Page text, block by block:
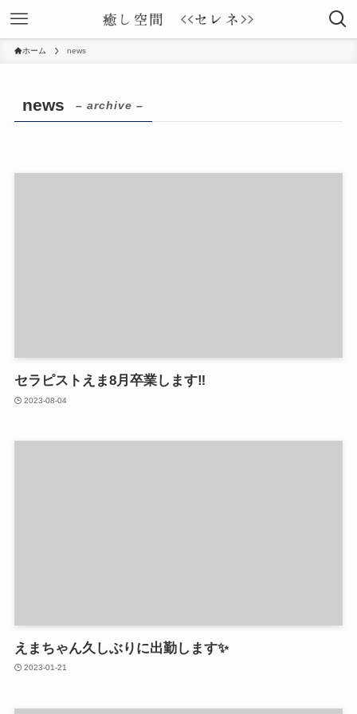
ホーム news
news – archive –
セラピストえま8月卒業します‼️
2023-08-04
えまちゃん久しぶりに出勤します✨
2023-01-21